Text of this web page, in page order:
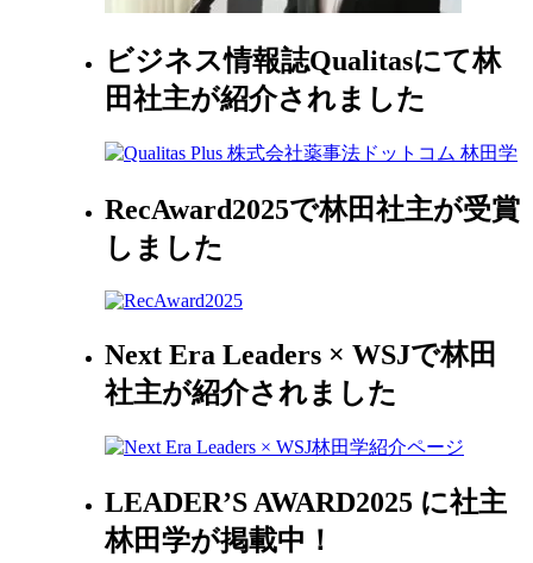
ビジネス情報誌Qualitasにて林
田社主が紹介されました
RecAward2025で林田社主が受賞
しました
Next Era Leaders × WSJで林田
社主が紹介されました
LEADER’S AWARD2025 に社主
林田学が掲載中！